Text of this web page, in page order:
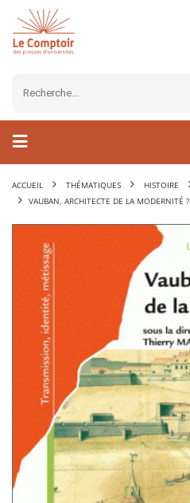
ACCUEIL THÉMATIQUES HISTOIRE
VAUBAN, ARCHITECTE DE LA MODERNITÉ ?